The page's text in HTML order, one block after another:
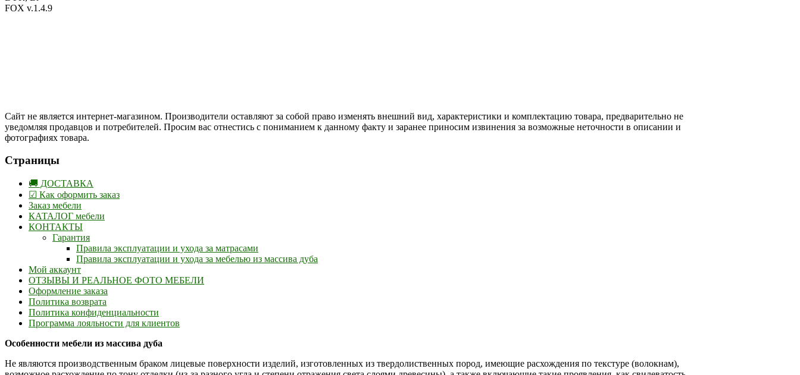
FOX v.1.4.9
Сайт не является интернет-магазином. Производители оставляют за собой право изменять внешний вид, характеристики и комплектацию товара, предварительно не
уведомляя продавцов и потребителей. Просим вас отнестись с пониманием к данному факту и заранее приносим извинения за возможные неточности в описании и
фотографиях товара.
Страницы
🚚 ДОСТАВКА
☑ Как оформить заказ
Заказ мебели
КАТАЛОГ мебели
КОНТАКТЫ
Гарантия
Правила эксплуатации и ухода за матрасами
Правила эксплуатации и ухода за мебелью из массива дуба
Мой аккаунт
ОТЗЫВЫ И РЕАЛЬНОЕ ФОТО МЕБЕЛИ
Оформление заказа
Политика возврата
Политика конфиденциальности
Программа лояльности для клиентов
Особенности мебели из массива дуба
Не являются производственным браком лицевые поверхности изделий, изготовленных из твердолиственных пород, имеющие расхождения по текстуре (волокнам),